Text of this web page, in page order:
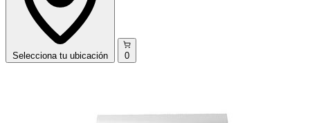
Selecciona tu ubicación 0